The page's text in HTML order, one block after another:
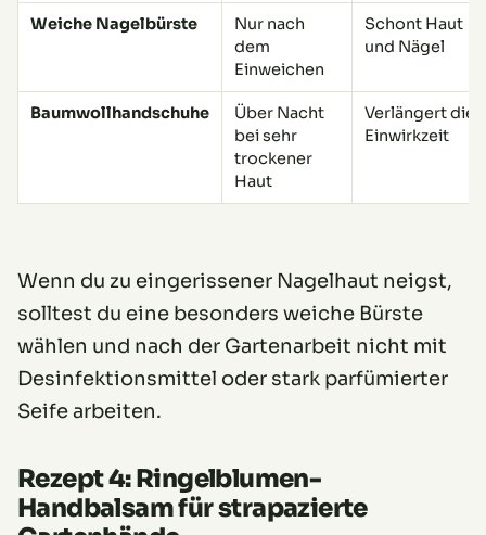
Weiche Nagelbürste
Nur nach
dem
Einweichen
Schont Haut
und Nägel
Baumwollhandschuhe
Über Nacht
bei sehr
trockener
Haut
Verlängert die
Einwirkzeit
Wenn du zu eingerissener Nagelhaut neigst,
solltest du eine besonders weiche Bürste
wählen und nach der Gartenarbeit nicht mit
Desinfektionsmittel oder stark parfümierter
Seife arbeiten.
Rezept 4: Ringelblumen-
Handbalsam für strapazierte